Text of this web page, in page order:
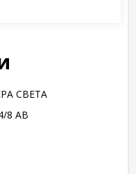
СВЕТА
8 AB